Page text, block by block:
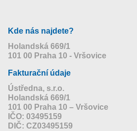
Kde nás najdete?
Holandská 669/1
101 00 Praha 10 - Vršovice
Fakturační údaje
Ústředna, s.r.o.
Holandská 669/1
101 00 Praha 10 – Vršovice
IČO: 03495159
DIČ: CZ03495159